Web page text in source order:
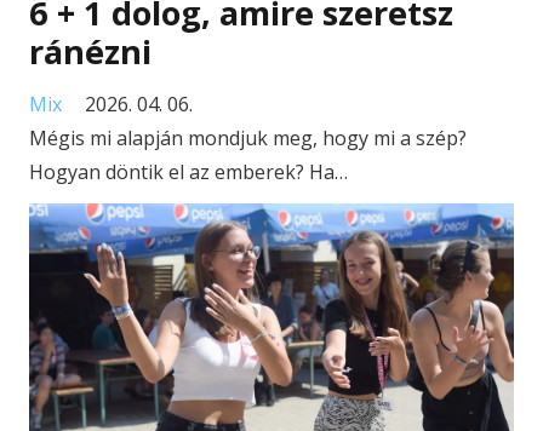
6 + 1 dolog, amire szeretsz
ránézni
Mix
2026. 04. 06.
Mégis mi alapján mondjuk meg, hogy mi a szép?
Hogyan döntik el az emberek? Ha…